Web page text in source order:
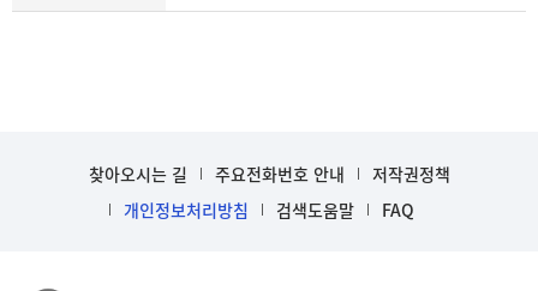
찾아오시는 길 주요전화번호 안내
저작권정책
개인정보처리방침
검색도움말 FAQ